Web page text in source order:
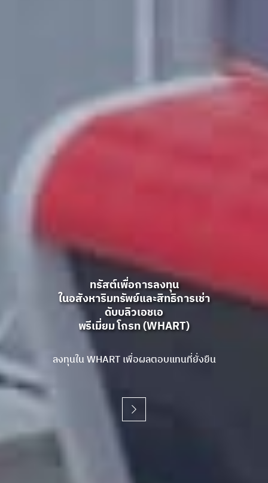
ทรัสต์เพื่อการลงทุน
ในอสังหาริมทรัพย์และสิทธิการเช่า
ดับบลิวเอชเอ
พรีเมี่ยม โกรท (WHART)
ลงทุนใน WHART เพื่อผลตอบแทนที่ยั่งยืน
ทรัสต์เพื่อการลงทุน
ในอสังหาริมทรัพย์และสิทธิการเช่า
ดับบลิวเอชเอ
พรีเมี่ยม โกรท (WHART)
ลงทุนใน WHART เพื่อผลตอบแทนที่ยั่งยืน
ทรัสต์เพื่อการลงทุน
ในอสังหาริมทรัพย์และสิทธิการเช่า
ดับบลิวเอชเอ
พรีเมี่ยม โกรท (WHART)
ลงทุนใน WHART เพื่อผลตอบแทนที่ยั่งยืน